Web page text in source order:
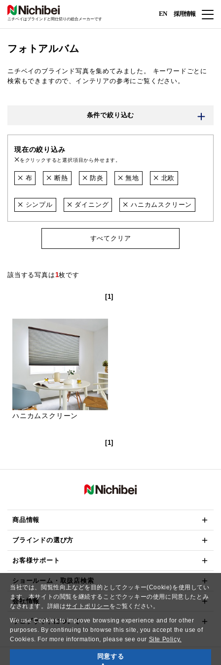
当社では、閲覧性向上などを目的としてクッキー(Cookie)を使用してい
ます。本サイトの閲覧を継続することでクッキーの使用に同意したとみ
なされます。詳細はサイトポリシー をご覧ください。
We use Cookies to improve browsing experience and for other
purposes. By continuing to browse this site, you accept the use of
Cookies. For more information, please see our Site Policy.
同意する
ニチベイはブラインドと間仕切りの総合メーカーです
EN 採用情報
フォトアルバム
ニチベイのブラインド写真を集めてみました。
キーワードごとに
検索もできますので、インテリアの参考にご覧ください。
条件で絞り込む
現在の絞り込み
をクリックすると選択項目から外せます。
布 断熱 防炎 無地 北欧
シンプル ダイニング ハニカムスクリーン
すべてクリア
該当する写真は1枚です
[1]
ハニカムスクリーン
[1]
商品情報
ブラインドの選び方
お客様サポート
ショールーム・取扱店検索
会社情報
ウェブサイトについて
Copyright© NICHIBEI CO.,LTD. All Rights Reserved.